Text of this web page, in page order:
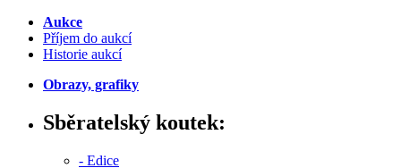
Aukce
Příjem do aukcí
Historie aukcí
Obrazy, grafiky
Sběratelský koutek:
- Edice